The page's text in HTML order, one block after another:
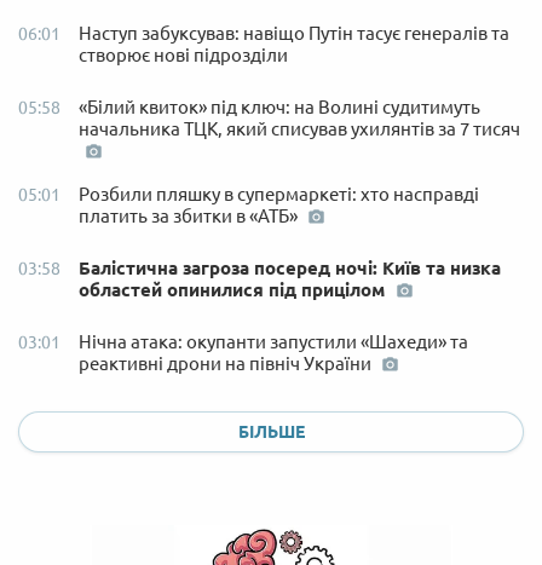
06:01
Наступ забуксував: навіщо Путін тасує генералів та
створює нові підрозділи
05:58
«Білий квиток» під ключ: на Волині судитимуть
начальника ТЦК, який списував ухилянтів за 7 тисяч
05:01
Розбили пляшку в супермаркеті: хто насправді
платить за збитки в «АТБ»
03:58
Балістична загроза посеред ночі: Київ та низка
областей опинилися під прицілом
03:01
Нічна атака: окупанти запустили «Шахеди» та
реактивні дрони на північ України
БІЛЬШЕ